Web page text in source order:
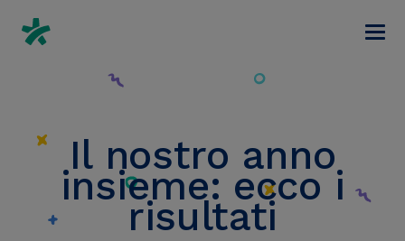
Il nostro anno
insieme: ecco i
risultati